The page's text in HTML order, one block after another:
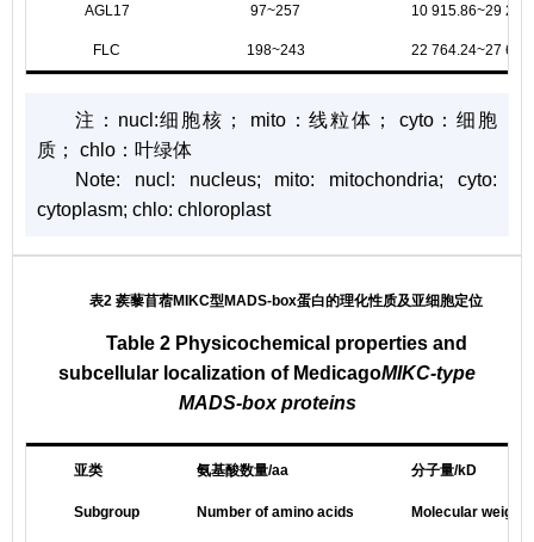
AGL17 97~257 10 915.86~29
FLC 198~243 22 764.24~27
注： nucl:细胞核； mito：线粒体； cyto：细胞
质； chlo：叶绿体
Note: nucl: nucleus; mito: mitochondria; cyto:
cytoplasm; chlo: chloroplast
表2 蒺藜苜蓿MIKC型MADS-box蛋白的理化性质及亚细胞定位
Table 2 Physicochemical properties and
subcellular localization of MedicagoMIKC-type
MADS-box proteins
亚类
Subgroup
氨基酸数量/aa
Number of amino acids
分子量/kD
Molecular weight